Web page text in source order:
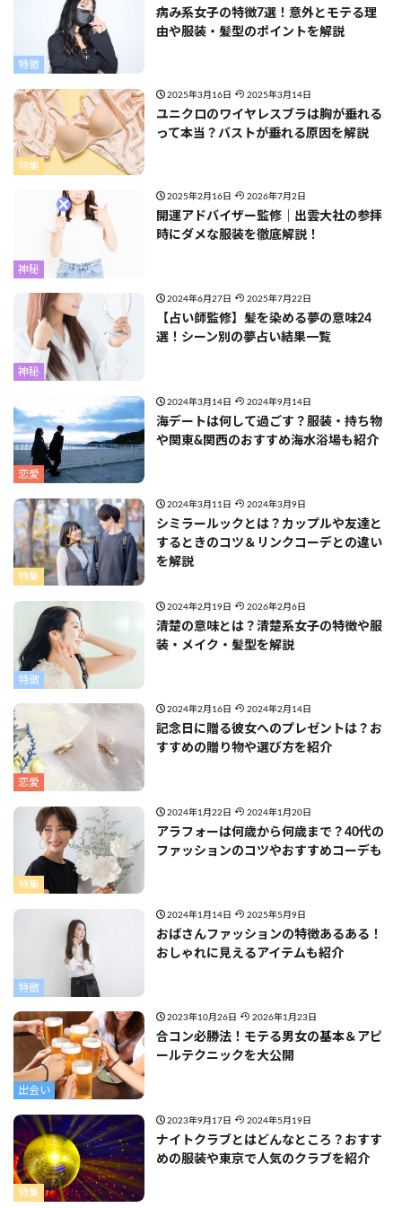
特徴
病み系女子の特徴7選！意外とモテる理
由や服装・髪型のポイントを解説
特集
2025年3月16日 2025年3月14日
ユニクロのワイヤレスブラは胸が垂れる
って本当？バストが垂れる原因を解説
神秘
2025年2月16日 2026年7月2日
開運アドバイザー監修｜出雲大社の参拝
時にダメな服装を徹底解説！
神秘
2024年6月27日 2025年7月22日
【占い師監修】髪を染める夢の意味24
選！シーン別の夢占い結果一覧
恋愛
2024年3月14日 2024年9月14日
海デートは何して過ごす？服装・持ち物
や関東&関西のおすすめ海水浴場も紹介
特集
2024年3月11日 2024年3月9日
シミラールックとは？カップルや友達と
するときのコツ＆リンクコーデとの違い
を解説
特徴
2024年2月19日 2026年2月6日
清楚の意味とは？清楚系女子の特徴や服
装・メイク・髪型を解説
恋愛
2024年2月16日 2024年2月14日
記念日に贈る彼女へのプレゼントは？お
すすめの贈り物や選び方を紹介
特集
2024年1月22日 2024年1月20日
アラフォーは何歳から何歳まで？40代の
ファッションのコツやおすすめコーデも
特徴
2024年1月14日 2025年5月9日
おばさんファッションの特徴あるある！
おしゃれに見えるアイテムも紹介
出会い
2023年10月26日 2026年1月23日
合コン必勝法！モテる男女の基本＆アピ
ールテクニックを大公開
特集
2023年9月17日 2024年5月19日
ナイトクラブとはどんなところ？おすす
めの服装や東京で人気のクラブを紹介